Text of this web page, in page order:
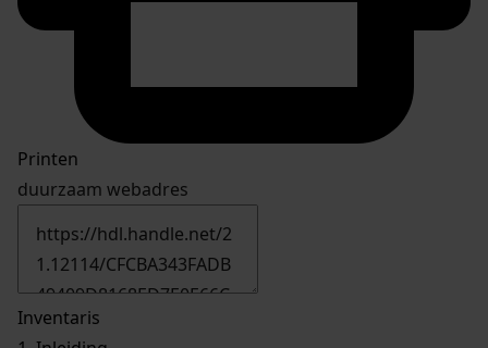
Printen
duurzaam webadres
Inventaris